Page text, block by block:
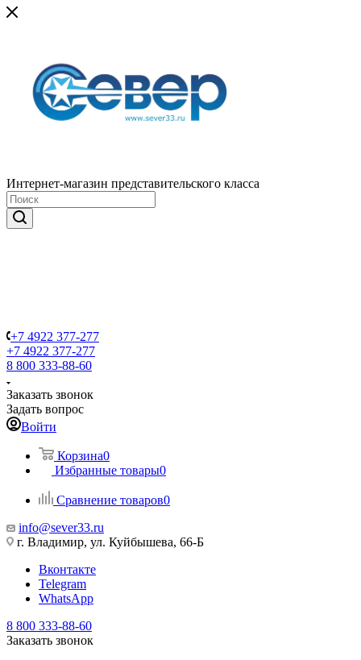
Интернет-магазин представительского класса
+7 4922 377-277
+7 4922 377-277
8 800 333-88-60
Заказать звонок
Задать вопрос
Войти
Корзина0
Избранные товары0
Сравнение товаров0
info@sever33.ru
г. Владимир, ул. Куйбышева, 66-Б
Вконтакте
Telegram
WhatsApp
8 800 333-88-60
Заказать звонок